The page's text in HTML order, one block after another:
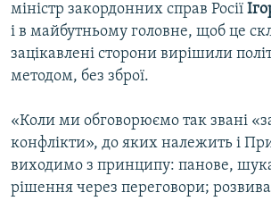
міністр закордонних справ Росії
і в майбутньому головне, щоб це
зацікавлені сторони вирішили
методом, без зброї.
«Коли ми обговорюємо так звані
конфлікти», до яких належить і
виходимо з принципу: панове,
рішення через переговори;